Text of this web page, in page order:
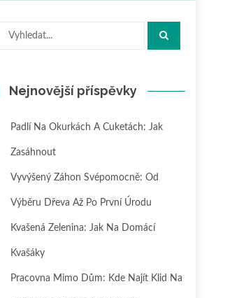
Hledat:
Nejnovější příspěvky
Padlí Na Okurkách A Cuketách: Jak
Zasáhnout
Vyvýšený Záhon Svépomocně: Od
Výběru Dřeva Až Po První Úrodu
Kvašená Zelenina: Jak Na Domácí
Kvašáky
Pracovna Mimo Dům: Kde Najít Klid Na